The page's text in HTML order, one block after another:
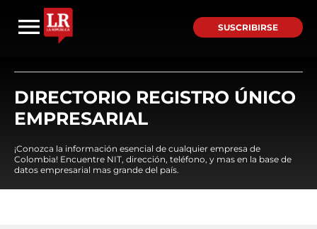
SUSCRIBIRSE
DIRECTORIO REGISTRO ÚNICO
EMPRESARIAL
¡Conozca la información esencial de cualquier empresa de
Colombia! Encuentre NIT, dirección, teléfono, y mas en la base de
datos empresarial mas grande del país.